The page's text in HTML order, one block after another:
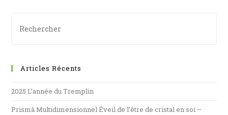
Articles Récents
2025 L’année du Tremplin
Prismâ Multidimensionnel Éveil de l’être de cristal en soi –